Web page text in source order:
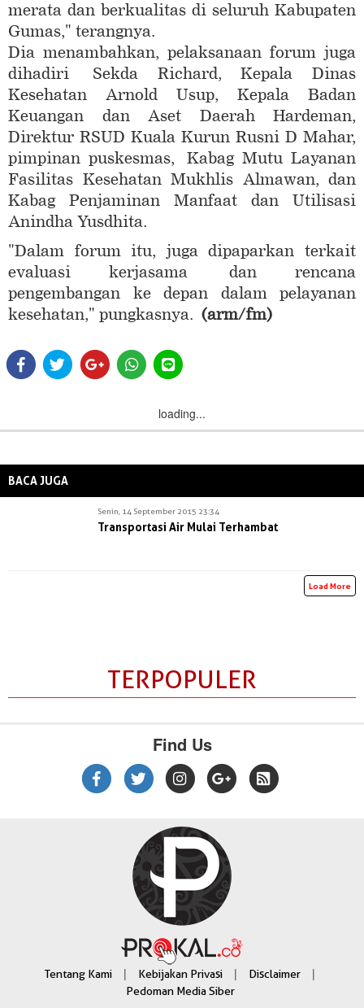
merata dan berkualitas di seluruh Kabupaten
Gumas," terangnya.
Dia menambahkan, pelaksanaan forum juga
dihadiri Sekda Richard, Kepala Dinas
Kesehatan Arnold Usup, Kepala Badan
Keuangan dan Aset Daerah Hardeman,
Direktur RSUD Kuala Kurun Rusni D Mahar,
pimpinan puskesmas, Kabag Mutu Layanan
Fasilitas Kesehatan Mukhlis Almawan, dan
Kabag Penjaminan Manfaat dan Utilisasi
Anindha Yusdhita.
"Dalam forum itu, juga dipaparkan terkait
evaluasi kerjasama dan rencana
pengembangan ke depan dalam pelayanan
kesehatan," pungkasnya. (arm/fm)
loading...
BACA JUGA
Senin, 14 September 2015 23:34
Transportasi Air Mulai Terhambat
Load More
TERPOPULER
Find Us
Tentang Kami | Kebijakan Privasi | Disclaimer |
Pedoman Media Siber